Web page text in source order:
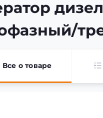
Все о товаре